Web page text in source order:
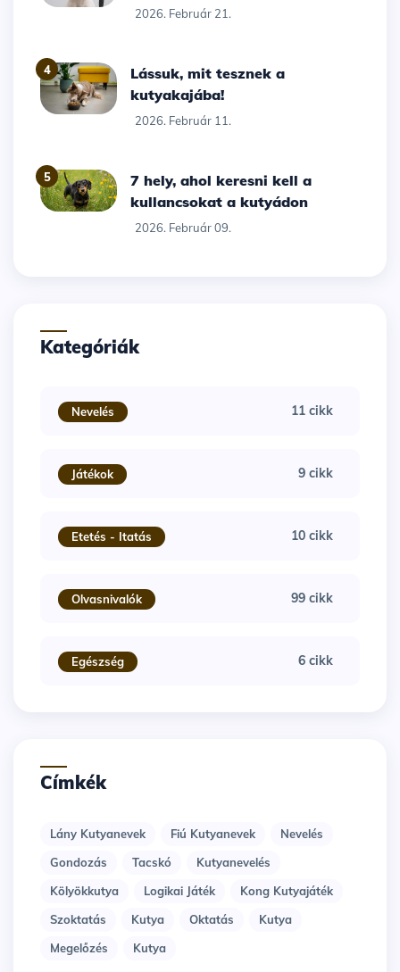
2026. Február 21.
4
Lássuk, mit tesznek a
kutyakajába!
2026. Február 11.
5
7 hely, ahol keresni kell a
kullancsokat a kutyádon
2026. Február 09.
Kategóriák
Nevelés 11 cikk
Játékok 9 cikk
Etetés - Itatás 10 cikk
Olvasnivalók 99 cikk
Egészség 6 cikk
Címkék
Lány Kutyanevek Fiú Kutyanevek
Nevelés
Gondozás
Tacskó
Kutyanevelés
Kölyökkutya
Logikai Játék
Kong Kutyajáték
Szoktatás
Kutya Oktatás
Kutya
Megelőzés
Kutya